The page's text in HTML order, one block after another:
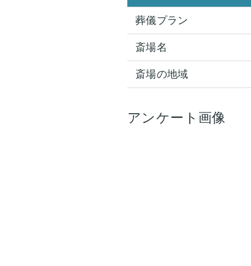
葬儀プラン
斎場名
斎場の地域
アンケート画像